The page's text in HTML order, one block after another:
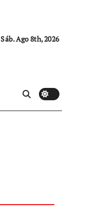
Sáb. Ago 8th, 2026